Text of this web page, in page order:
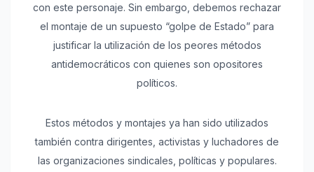
con este personaje. Sin embargo, debemos rechazar
el montaje de un supuesto “golpe de Estado” para
justificar la utilización de los peores métodos
antidemocráticos con quienes son opositores
políticos.
Estos métodos y montajes ya han sido utilizados
también contra dirigentes, activistas y luchadores de
las organizaciones sindicales, políticas y populares.